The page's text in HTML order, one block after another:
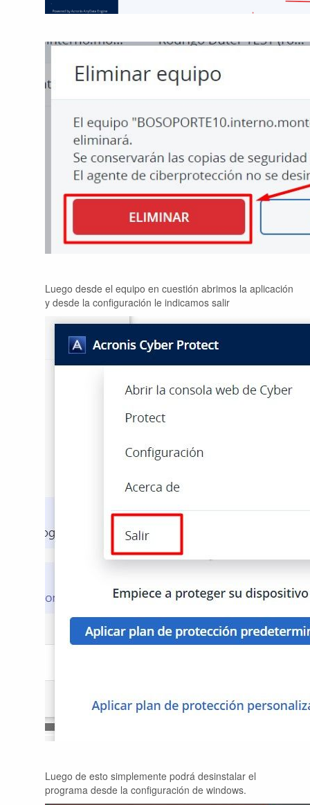
Luego desde el equipo en cuestión abrimos la aplicación
y desde la configuración le indicamos salir
Luego de esto simplemente podrá desinstalar el
programa desde la configuración de windows.